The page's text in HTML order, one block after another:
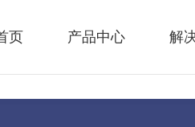
页 产品中心 解